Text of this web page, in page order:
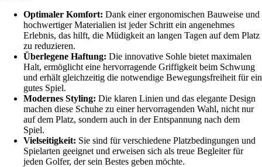
Optimaler Komfort: Dank einer ergonomischen Bauweise und
hochwertiger Materialien ist jeder Schritt ein angenehmes
Erlebnis, das hilft, die Müdigkeit an langen Tagen auf dem Platz
zu reduzieren.
Überlegene Haftung: Die innovative Sohle bietet maximalen
Halt, ermöglicht eine hervorragende Griffigkeit beim Schwung
und erhält gleichzeitig die notwendige Bewegungsfreiheit für ein
gutes Spiel.
Modernes Styling: Die klaren Linien und das elegante Design
machen diese Schuhe zu einer hervorragenden Wahl, nicht nur
auf dem Platz, sondern auch in der Entspannung nach dem
Spiel.
Vielseitigkeit: Sie sind für verschiedene Platzbedingungen und
Spielarten geeignet und erweisen sich als treue Begleiter für
jeden Golfer, der sein Bestes geben möchte.